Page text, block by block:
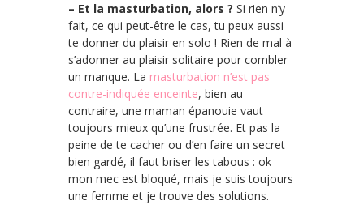
– Et la masturbation, alors ? Si rien n’y
fait, ce qui peut-être le cas, tu peux aussi
te donner du plaisir en solo ! Rien de mal à
s’adonner au plaisir solitaire pour combler
un manque. La masturbation n’est pas
contre-indiquée enceinte, bien au
contraire, une maman épanouie vaut
toujours mieux qu’une frustrée. Et pas la
peine de te cacher ou d’en faire un secret
bien gardé, il faut briser les tabous : ok
mon mec est bloqué, mais je suis toujours
une femme et je trouve des solutions.